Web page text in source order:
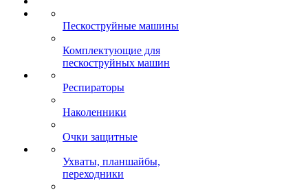
Пескоструйные машины
Комплектующие для
пескоструйных машин
Респираторы
Наколенники
Очки защитные
Ухваты, планшайбы,
переходники